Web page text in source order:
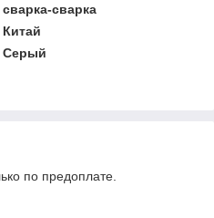
сварка-сварка
Китай
Серый
по предоплате.